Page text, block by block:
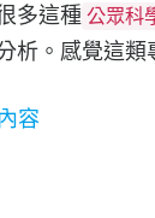
多這種 公眾科
析。感覺這
容